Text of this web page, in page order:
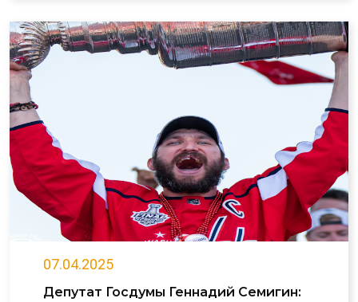
07.04.2025
Депутат Госдумы Геннадий Семигин: